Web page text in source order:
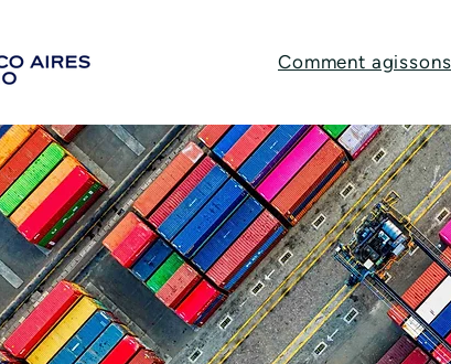
Comment agissons